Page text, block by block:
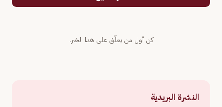
كن أول من يعلّق على هذا الخبر.
النشرة البريدية